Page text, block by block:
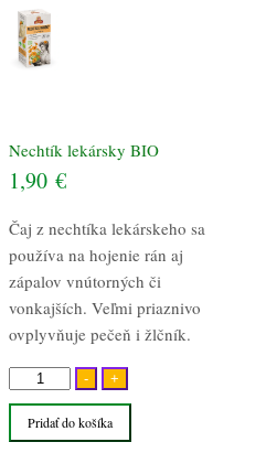
Nechtík lekársky BIO
1,90 €
Čaj z nechtíka lekárskeho sa
používa na hojenie rán aj
zápalov vnútorných či
vonkajších. Veľmi priaznivo
ovplyvňuje pečeň i žlčník.
-
množstvo
Nechtík
lekársky
+
Pridať do košíka